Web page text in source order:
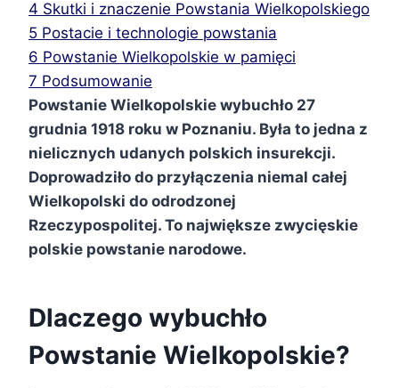
4 Skutki i znaczenie Powstania Wielkopolskiego
5 Postacie i technologie powstania
6 Powstanie Wielkopolskie w pamięci
7 Podsumowanie
Powstanie Wielkopolskie wybuchło 27
grudnia 1918 roku w Poznaniu. Była to jedna z
nielicznych udanych polskich insurekcji.
Doprowadziło do przyłączenia niemal całej
Wielkopolski do odrodzonej
Rzeczypospolitej. To największe zwycięskie
polskie powstanie narodowe.
Dlaczego wybuchło
Powstanie Wielkopolskie?